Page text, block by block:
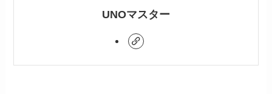
UNOマスター